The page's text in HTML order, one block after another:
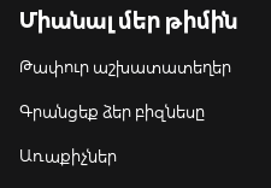
Միանալ մեր թիմին
Թափուր աշխատատեղեր
Գրանցեք ձեր բիզնեսը
Առաքիչներ